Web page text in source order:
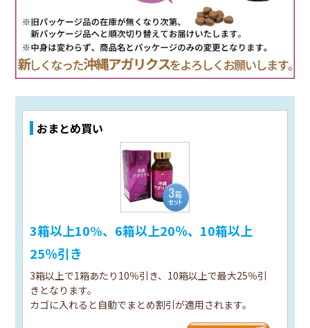
おまとめ買い
3箱以上10%、6箱以上20％、10箱以上
25％引き
3箱以上で1箱あたり10％引き、10箱以上で最大25％引
きとなります。
カゴに入れると自動でまとめ割引が適用されます。